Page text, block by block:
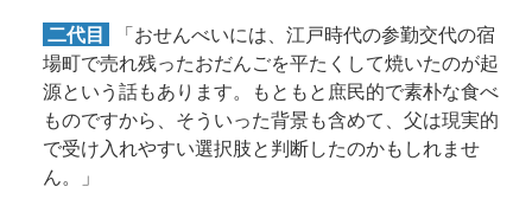
二代目
「おせんべいには、江戸時代の参勤交代の宿
場町で売れ残ったおだんごを平たくして焼いたのが起
源という話もあります。もともと庶民的で素朴な食べ
ものですから、そういった背景も含めて、父は現実的
で受け入れやすい選択肢と判断したのかもしれませ
ん。」